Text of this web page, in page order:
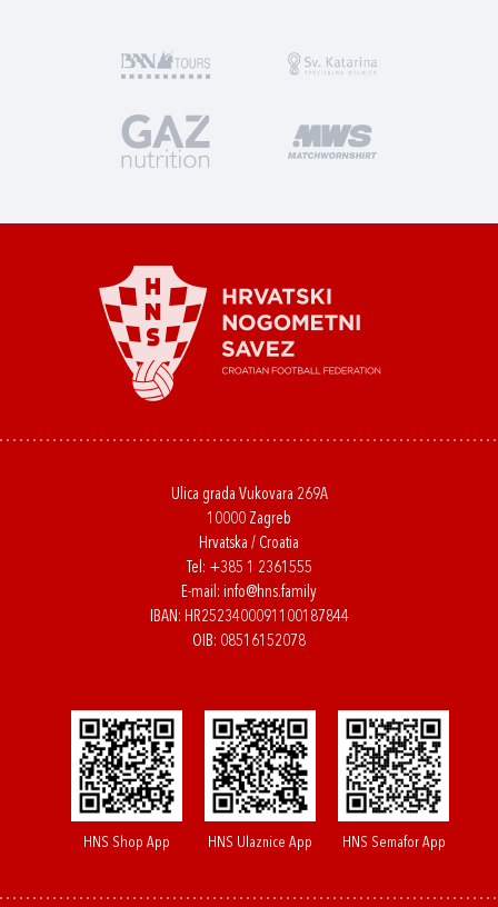
Ulica grada Vukovara 269A
10000 Zagreb
Hrvatska / Croatia
Tel: +385 1 2361555
E-mail: info@hns.family
IBAN: HR2523400091100187844
OIB: 08516152078
HNS Shop App HNS Ulaznice App HNS Semafor App